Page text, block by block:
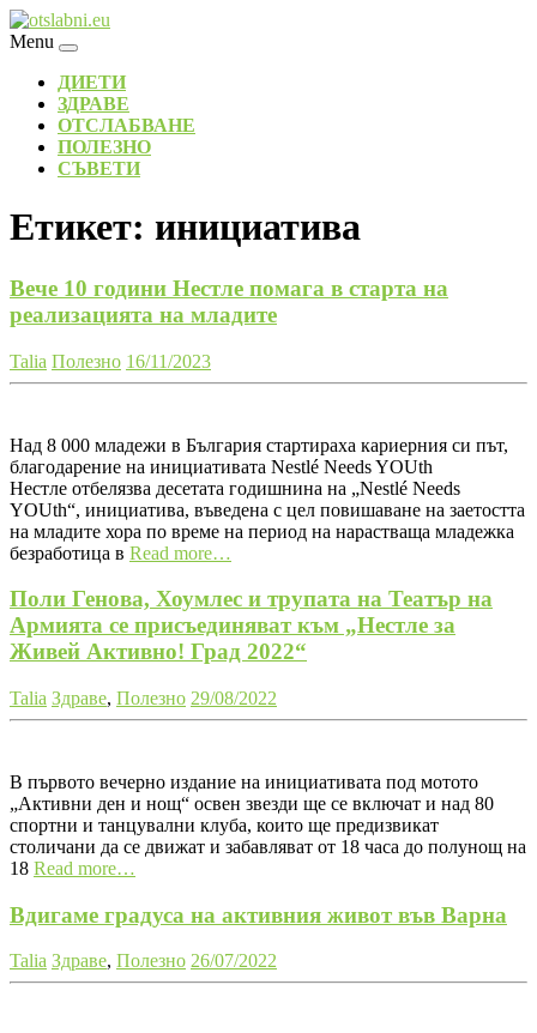
Skip
to
Menu
ДИЕТИ
ЗДРАВЕ
ОТСЛАБВАНЕ
ПОЛЕЗНО
СЪВЕТИ
Етикет: инициатива
Вече 10 години Нестле помага в старта на
реализацията на младите
Talia Полезно 16/11/2023
Над 8 000 младежи в България стартираха кариерния си път,
благодарение на инициативата Nestlé Needs YOUth
Нестле отбелязва десетата годишнина на „Nestlé Needs
YOUth“, инициатива, въведена с цел повишаване на заетостта
на младите хора по време на период на нарастваща младежка
безработица в Read more…
Поли Генова, Хоумлес и трупата на Театър на
Армията се присъединяват към „Нестле за
Живей Активно! Град 2022“
Talia Здраве, Полезно 29/08/2022
В първото вечерно издание на инициативата под мотото
„Активни ден и нощ“ освен звезди ще се включат и над 80
спортни и танцувални клуба, които ще предизвикат
столичани да се движат и забавляват от 18 часа до полунощ на
18 Read more…
Вдигаме градуса на активния живот във Варна
Talia Здраве, Полезно 26/07/2022